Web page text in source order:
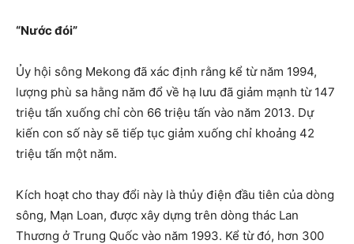
“Nước đói”
Ủy hội sông Mekong đã xác định rằng kể từ năm 1994,
lượng phù sa hằng năm đổ về hạ lưu đã giảm mạnh từ 147
triệu tấn xuống chỉ còn 66 triệu tấn vào năm 2013. Dự
kiến con số này sẽ tiếp tục giảm xuống chỉ khoảng 42
triệu tấn một năm.
Kích hoạt cho thay đổi này là thủy điện đầu tiên của dòng
sông, Mạn Loan, được xây dựng trên dòng thác Lan
Thương ở Trung Quốc vào năm 1993. Kể từ đó, hơn 300